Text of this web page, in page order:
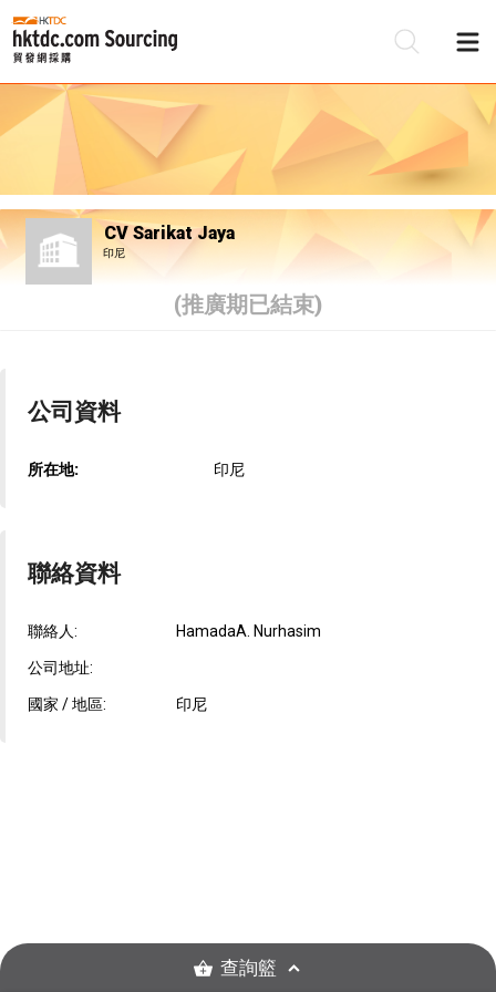
CV Sarikat Jaya
印尼
(推廣期已結束)
公司資料
所在地: 印尼
聯絡資料
聯絡人: HamadaA. Nurhasim
公司地址:
國家 / 地區: 印尼
查詢籃